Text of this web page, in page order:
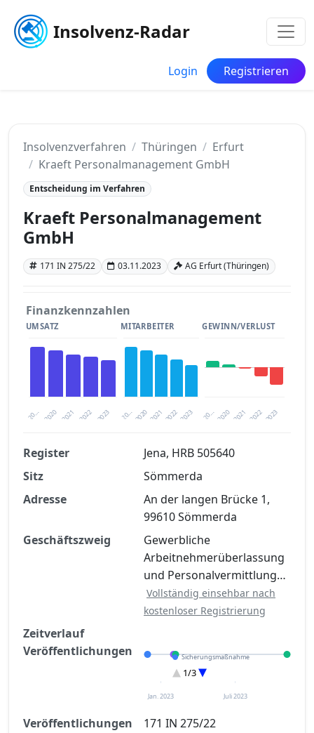
Insolvenz-Radar
Login Registrieren
Insolvenzverfahren Thüringen
Erfurt
Kraeft Personalmanagement GmbH
Entscheidung im Verfahren
Kraeft Personalmanagement
GmbH
171 IN 275/22 03.11.2023 AG Erfurt (Thüringen)
Finanzkennzahlen
UMSATZ
20… 2021 2023
2020 2022
MITARBEITER
20… 2021 2023
2020 2022
GEWINN/VERLUST
20… 2021 2023
2020 2022
Finanzkennzahlen nach kostenloser
Registrierung verfügbar
Jetzt kostenlos registrieren
Register
Jena, HRB 505640
Sitz
Sömmerda
Adresse
An der langen Brücke 1,
99610 Sömmerda
Geschäftszweig
Gewerbliche
Arbeitnehmerüberlassung
und Personalvermittlung…
Vollständig einsehbar nach
kostenloser Registrierung
Zeitverlauf
Veröffentlichungen
Sicherungsmaßnahme
Eröffnung
Entscheidung im Verfahren
1/3
Jan. 2023 Juli 2023
Veröffentlichungen
171 IN 275/22